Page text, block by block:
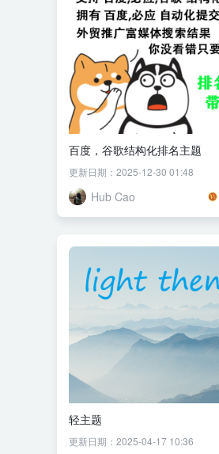
百度，谷歌结构化排名主题
更新日期：2025-12-30 01:48
Hub Cao
轻主题
更新日期：2025-04-17 10:36